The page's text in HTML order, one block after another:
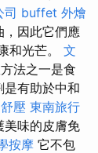
司 buffet 外燴
，因此它們應
和光芒。 文
法之一是食
是有助於中和
壓 東南旅行
美味的皮膚免
按摩 它不包